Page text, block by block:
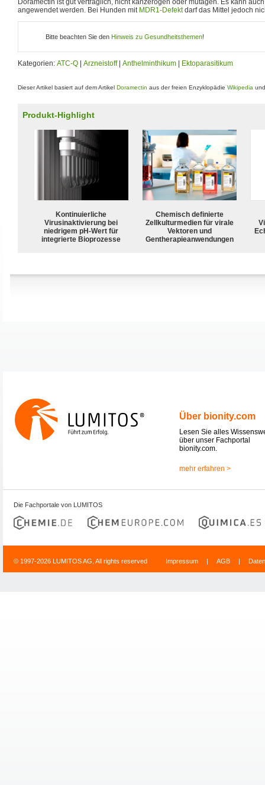
Doramectin ist gut verträglich, nicht kanzerogen oder mutagen. Es kann
angewendet werden. Bei Hunden mit MDR1-Defektdarf das Mittel jedoch
Bitte beachten Sie den Hinweis zu Gesundheitsthemen!
Kategorien: ATC-Q Arzneistoff| Anthelminthikum Ektoparasitikum
Dieser Artikel basiert auf dem Artikel Doramectin aus der freien Enzyklopädie Wikipedia
Produkt-Highlight
Kontinuierliche
Virusinaktivierung bei
niedrigem pH-Wert für
integrierte Bioprozesse
Chemisch definierte
Zellkulturmedien für virale
Vektoren und
Gentherapieanwendungen
Über bionity.com
Lesen Sie alles
über unser Fachportal
bionity.com.
mehr erfahren >
Die Fachportale von LUMITOS
© 1997-2026 LUMITOS AG, All rights reserved Impressum | AGB |